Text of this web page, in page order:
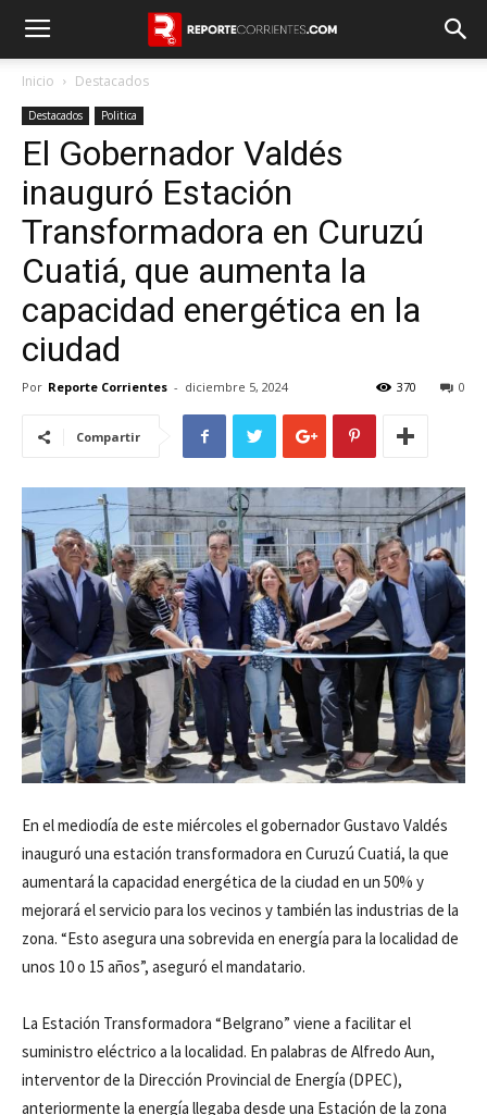
Inicio Destacados
Destacados Politica
El Gobernador Valdés
inauguró Estación
Transformadora en Curuzú
Cuatiá, que aumenta la
capacidad energética en la
ciudad
Por Reporte Corrientes - diciembre 5, 2024 0
370
Compartir
En el mediodía de este miércoles el gobernador Gustavo Valdés
inauguró una estación transformadora en Curuzú Cuatiá, la que
aumentará la capacidad energética de la ciudad en un 50% y
mejorará el servicio para los vecinos y también las industrias de la
zona. “Esto asegura una sobrevida en energía para la localidad de
unos 10 o 15 años”, aseguró el mandatario.
La Estación Transformadora “Belgrano” viene a facilitar el
suministro eléctrico a la localidad. En palabras de Alfredo Aun,
interventor de la Dirección Provincial de Energía (DPEC),
anteriormente la energía llegaba desde una Estación de la zona